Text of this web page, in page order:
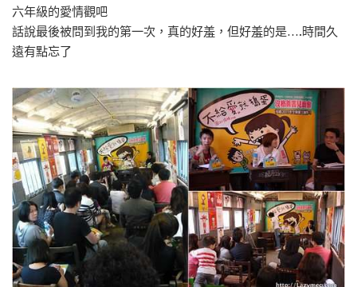
六年級的愛情觀吧
話說最後被問到我的第一次，真的好羞，但好羞的是….時間久
遠有點忘了